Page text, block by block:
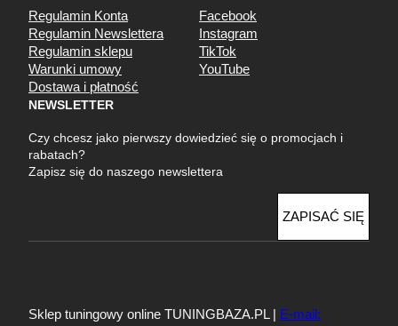
Regulamin Konta
Regulamin Newslettera
Regulamin sklepu
Warunki umowy
Dostawa i płatność
Facebook
Instagram
TikTok
YouTube
NEWSLETTER
Czy chcesz jako pierwszy dowiedzieć się o promocjach i
rabatach?
Zapisz się do naszego newslettera
a
ZAPISAĆ SIĘ
Sklep tuningowy online TUNINGBAZA.PL |
E-mail: